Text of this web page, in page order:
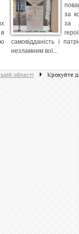
за
за
самовідданість і
незламним вої...
області Крокуйте